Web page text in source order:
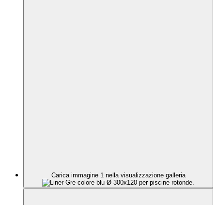
Carica immagine 1 nella visualizzazione galleria